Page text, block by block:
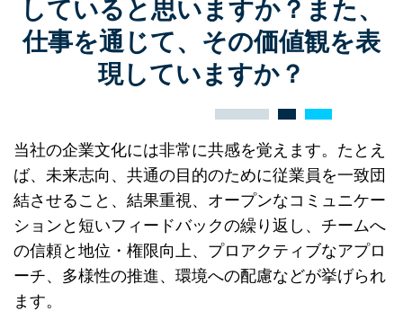
していると思いますか？また、
仕事を通じて、その価値観を表
現していますか？
当社の企業文化には非常に共感を覚えます。たとえ
ば、未来志向、共通の目的のために従業員を一致団
結させること、結果重視、オープンなコミュニケー
ションと短いフィードバックの繰り返し、チームへ
の信頼と地位・権限向上、プロアクティブなアプロ
ーチ、多様性の推進、環境への配慮などが挙げられ
ます。